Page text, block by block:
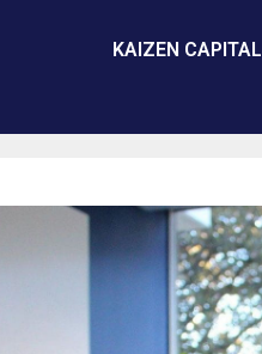
KAIZEN CAPITAL